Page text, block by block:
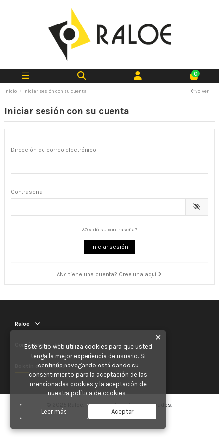
0
Inicio Iniciar sesión con su cuenta Volver
Iniciar sesión con su cuenta
Dirección de correo electrónico
Contraseña
¿Olvidó su contraseña?
Iniciar sesión
¿No tiene una cuenta? Cree una aquí
Raloe
Contáctenos
Boletín de noticias
© 2025 Raloe. Todos los derechos reservados.
✕
Este sitio web utiliza cookies para que usted
tenga la mejor experiencia de usuario. Si
continúa navegando está dando su
consentimiento para la aceptación de las
mencionadas cookies y la aceptación de
nuestra política de cookies .
Leer más Aceptar